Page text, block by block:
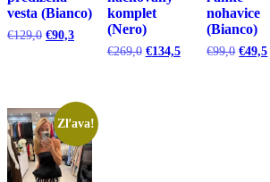
vesta (Bianco)
€129,0 Pôvodná
€90,3Aktuálna
komplet
(Nero)
€269,0 Pôvodná
€134,5Aktuálna
nohavice
(Bianco)
€99,0 €49,5
Zľava!